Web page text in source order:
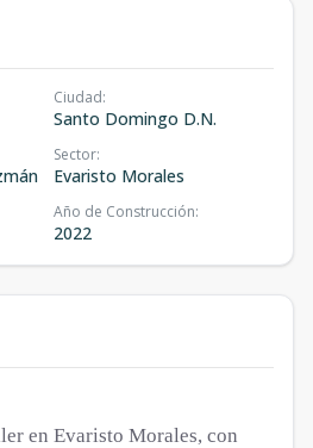
Ciudad:
Santo Domingo D.N.
Sector:
Evaristo Morales
Año de Construcción:
2022
en Evaristo Morales, con